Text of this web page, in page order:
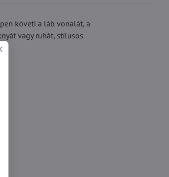
követi a láb vonalát, a
vagy ruhát, stílusos